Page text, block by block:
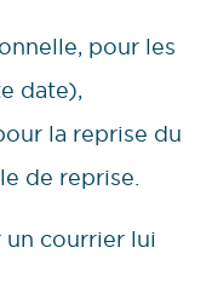
pour les
date),
la reprise du
de reprise.
un courrier lui